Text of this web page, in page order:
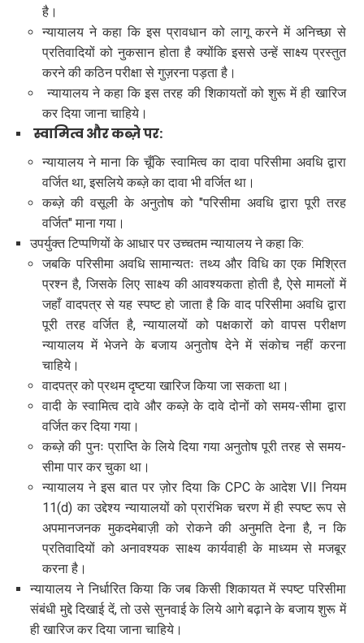
है।
न्यायालय ने कहा कि इस प्रावधान को लागू करने में अनिच्छा से
प्रतिवादियों को नुकसान होता है क्योंकि इससे उन्हें साक्ष्य प्रस्तुत
करने की कठिन परीक्षा से गुज़रना पड़ता है।
न्यायालय ने कहा कि इस तरह की शिकायतों को शुरू में ही खारिज
कर दिया जाना चाहिये।
स्वामित्व और कब्ज़े पर:
न्यायालय ने माना कि चूँकि स्वामित्व का दावा परिसीमा अवधि द्वारा
वर्जित था, इसलिये कब्ज़े का दावा भी वर्जित था।
कब्ज़े की वसूली के अनुतोष को "परिसीमा अवधि द्वारा पूरी तरह
वर्जित" माना गया।
उपर्युक्त टिप्पणियों के आधार पर उच्चतम न्यायालय ने कहा कि:
जबकि परिसीमा अवधि सामान्यतः तथ्य और विधि का एक मिश्रित
प्रश्न है, जिसके लिए साक्ष्य की आवश्यकता होती है, ऐसे मामलों में
जहाँ वादपत्र से यह स्पष्ट हो जाता है कि वाद परिसीमा अवधि द्वारा
पूरी तरह वर्जित है, न्यायालयों को पक्षकारों को वापस परीक्षण
न्यायालय में भेजने के बजाय अनुतोष देने में संकोच नहीं करना
चाहिये।
वादपत्र को प्रथम दृष्टया खारिज किया जा सकता था।
वादी के स्वामित्व दावे और कब्ज़े के दावे दोनों को समय-सीमा द्वारा
वर्जित कर दिया गया।
कब्ज़े की पुनः प्राप्ति के लिये दिया गया अनुतोष पूरी तरह से समय-
सीमा पार कर चुका था।
न्यायालय ने इस बात पर ज़ोर दिया कि CPC के आदेश VII नियम
11(d) का उद्देश्य न्यायालयों को प्रारंभिक चरण में ही स्पष्ट रूप से
अपमानजनक मुकदमेबाज़ी को रोकने की अनुमति देना है, न कि
प्रतिवादियों को अनावश्यक साक्ष्य कार्यवाही के माध्यम से मजबूर
करना है।
न्यायालय ने निर्धारित किया कि जब किसी शिकायत में स्पष्ट परिसीमा
संबंधी मुद्दे दिखाई दें, तो उसे सुनवाई के लिये आगे बढ़ाने के बजाय शुरू में
ही खारिज कर दिया जाना चाहिये।